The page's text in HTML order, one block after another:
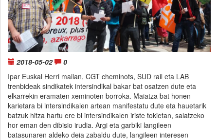
2018-05-02
0
Ipar Euskal Herri mailan, CGT cheminots, SUD rail eta LAB
trenbideak sindikatek intersindikal bakar bat osatzen dute eta
elkarrekin eramaten xeminoten borroka. Maiatza bat honen
karietara bi intersindikalen artean manifestatu dute eta hauetarik
batzuk hitza hartu ere bi intersindikalen iriste tokietan, salatzeko
hor eman den dibisio irudia. Argi eta garbiki langileen
batasunaren aldeko deia zabaldu dute, langileen interesen